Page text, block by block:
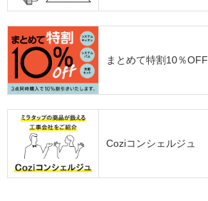
まとめて特割10％OFF
Coziコンシェルジュ